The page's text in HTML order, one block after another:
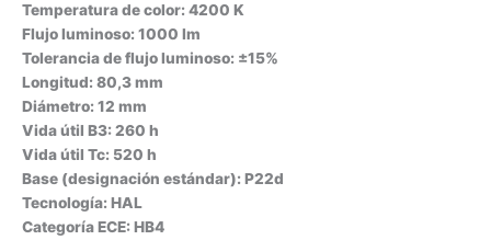
Temperatura de color: 4200 K
Flujo luminoso: 1000 lm
Tolerancia de flujo luminoso: ±15%
Longitud: 80,3 mm
Diámetro: 12 mm
Vida útil B3: 260 h
Vida útil Tc: 520 h
Base (designación estándar): P22d
Tecnología: HAL
Categoría ECE: HB4